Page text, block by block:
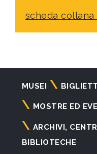
scheda collana
principale
MUSEI
MOSTRE ED
ARCHIVI,
BIBLIOTECHE